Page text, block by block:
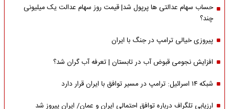
حساب سهام عدالتی ها پرپول شد| قیمت روز سهام عدالت یک میلیونی
چند؟
پیروزی خیالی ترامپ در جنگ با ایران
افزایش نجومی قبوض آب در تابستان | تعرفه آب گران شد؟
شبکه ۱۴ اسرائیل: ترامپ در مسیر توافق با ایران قرار دارد
ارزیابی تلگراف درباره توافق احتمالی ایران و عمان/ ایران پیروز شد